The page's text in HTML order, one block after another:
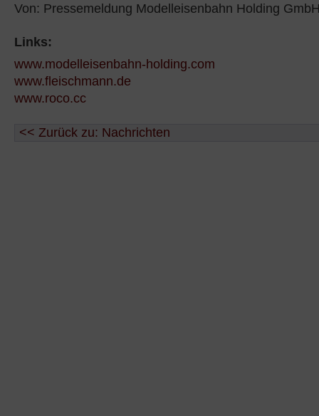
Von: Pressemeldung Modelleisenbahn Holding
Links:
www.modelleisenbahn-holding.com
www.fleischmann.de
www.roco.cc
<< Zurück zu: Nachrichten